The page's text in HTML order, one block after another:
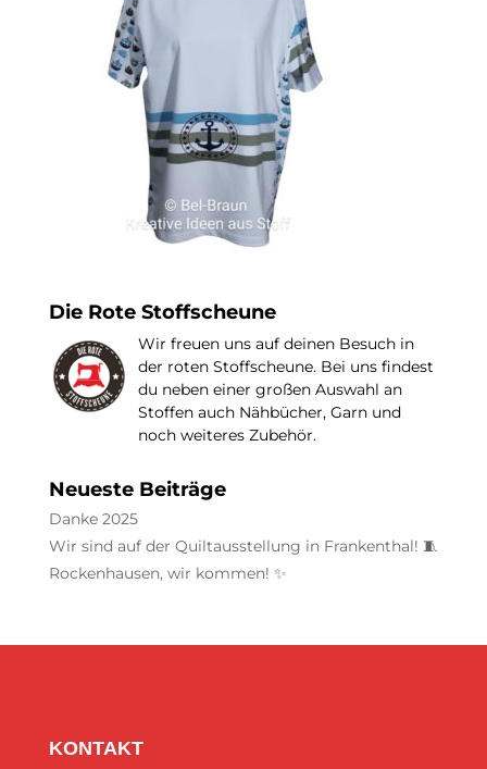
Die Rote Stoffscheune
Wir freuen uns auf deinen Besuch in
der roten Stoffscheune. Bei uns findest
du neben einer großen Auswahl an
Stoffen auch Nähbücher, Garn und
noch weiteres Zubehör.
Neueste Beiträge
Danke 2025
Wir sind auf der Quiltausstellung in Frankenthal! 🧵
Rockenhausen, wir kommen! ✨
KONTAKT